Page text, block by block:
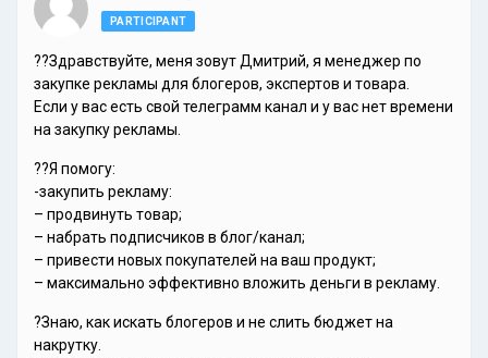
PARTICIPANT
??Здравствуйте, меня зовут Дмитрий, я менеджер по
закупке рекламы для блогеров, экспертов и товара.
Если у вас есть свой телеграмм канал и у вас нет времени
на закупку рекламы.
??Я помогу:
-закупить рекламу:
– продвинуть товар;
– набрать подписчиков в блог/канал;
– привести новых покупателей на ваш продукт;
– максимально эффективно вложить деньги в рекламу.
?Знаю, как искать блогеров и не слить бюджет на
накрутку.